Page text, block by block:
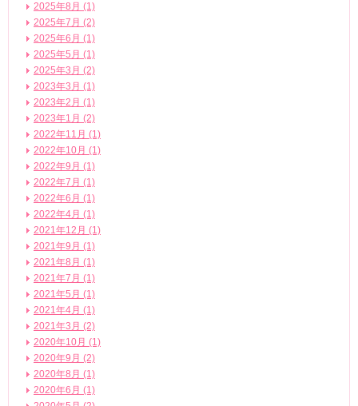
2025年8月 (1)
2025年7月 (2)
2025年6月 (1)
2025年5月 (1)
2025年3月 (2)
2023年3月 (1)
2023年2月 (1)
2023年1月 (2)
2022年11月 (1)
2022年10月 (1)
2022年9月 (1)
2022年7月 (1)
2022年6月 (1)
2022年4月 (1)
2021年12月 (1)
2021年9月 (1)
2021年8月 (1)
2021年7月 (1)
2021年5月 (1)
2021年4月 (1)
2021年3月 (2)
2020年10月 (1)
2020年9月 (2)
2020年8月 (1)
2020年6月 (1)